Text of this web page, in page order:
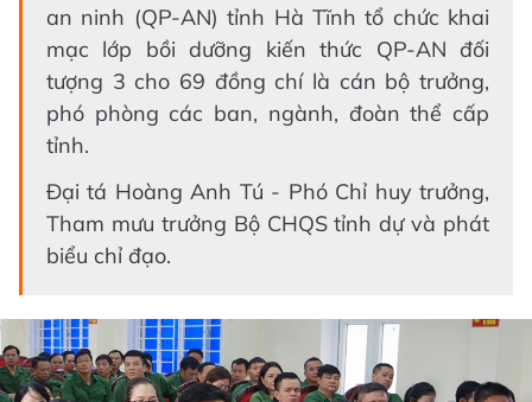
an ninh (QP-AN) tỉnh Hà Tĩnh tổ chức khai
mạc lớp bồi dưỡng kiến thức QP-AN đối
tượng 3 cho 69 đồng chí là cán bộ trưởng,
phó phòng các ban, ngành, đoàn thể cấp
tỉnh.
Đại tá Hoàng Anh Tú - Phó Chỉ huy trưởng,
Tham mưu trưởng Bộ CHQS tỉnh dự và phát
biểu chỉ đạo.